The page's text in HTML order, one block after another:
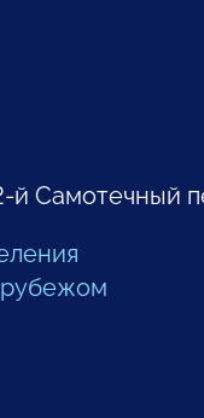
й Самотечный
рубежом